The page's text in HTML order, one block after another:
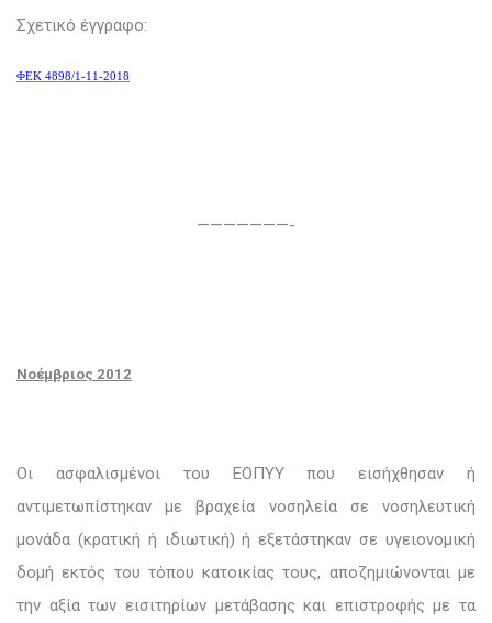
Σχετικό έγγραφο:
ΦΕΚ 4898/1-11-2018
———————-
Νοέμβριος 2012
Οι ασφαλισμένοι του ΕΟΠΥΥ που εισήχθησαν ή
αντιμετωπίστηκαν με βραχεία νοσηλεία σε νοσηλευτική
μονάδα (κρατική ή ιδιωτική) ή εξετάστηκαν σε υγειονομική
δομή εκτός του τόπου κατοικίας τους, αποζημιώνονται με
την αξία των εισιτηρίων μετάβασης και επιστροφής με τα